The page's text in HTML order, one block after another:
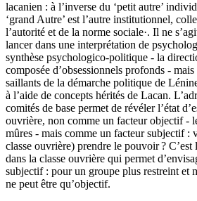
lacanien : à l’inverse du ‘petit autre’
‘grand Autre’ est l’autre institutionnel,
l’autorité et de la norme sociale·. Il ne
lancer dans une interprétation de
synthèse psychologico-politique - la
composée d’obsessionnels profonds -
saillants de la démarche politique de
à l’aide de concepts hérités de Lacan.
comités de base permet de révéler l’état
ouvrière, non comme un facteur objectif -
mûres - mais comme un facteur subjectif :
classe ouvrière) prendre le pouvoir?
dans la classe ouvrière qui permet
subjectif : pour un groupe plus restreint et
ne peut être qu’objectif.